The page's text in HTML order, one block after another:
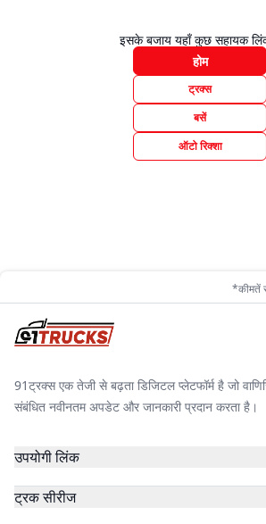
इसके बजाय यहाँ कुछ सहायक
होम
ट्रक्स
बसें
ऑटो रिक्शा
*कीमतें
91ट्रक्स एक तेजी से बढ़ता डिजिटल प्लेटफॉर्म है जो
संबंधित नवीनतम अपडेट और जानकारी प्रदान करता है।
उपयोगी लिंक
ट्रक सीरीज